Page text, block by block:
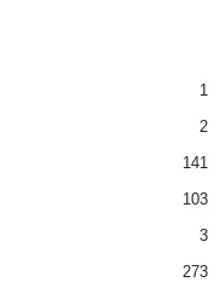
1
2
141
103
3
273